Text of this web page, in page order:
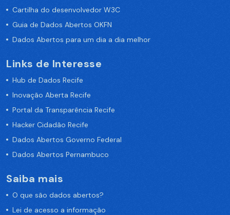
Cartilha do desenvolvedor W3C
Guia de Dados Abertos OKFN
Dados Abertos para um dia a dia melhor
Links de Interesse
Hub de Dados Recife
Inovação Aberta Recife
Portal da Transparência Recife
Hacker Cidadão Recife
Dados Abertos Governo Federal
Dados Abertos Pernambuco
Saiba mais
O que são dados abertos?
Lei de acesso a informação